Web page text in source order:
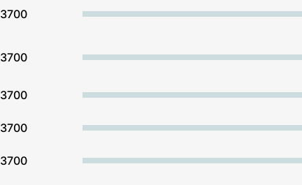
3700
3700
3700
3700
3700